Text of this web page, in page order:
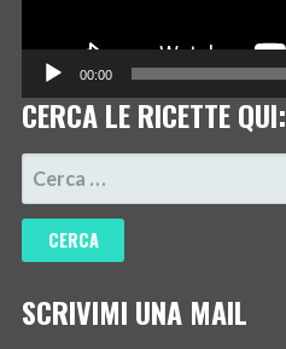
00:00
CERCA LE RICETTE QUI:
RICERCA
PER:
SCRIVIMI UNA MAIL